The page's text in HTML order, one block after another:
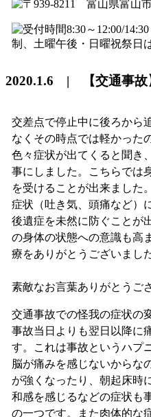
2020.1.6 | 【交通事故
交差点で停止中に後ろから
なくその時点では軽かった
色々症状が出てくると聞き
事にしました。こちらでは
を受けることが出来ました
症状（吐き気、頭痛など）
後遺症を未然に防ぐことが
の身体の状態への意識も高
療をありがとうございました
素敵なお言葉ありがとうご
交通事故での怪我の症状の
事故当日よりも翌日以降に
す。これは事故というハプ
脳が痛みを感じないからな
が強くなったり、朝起床時
和感を感じるなどの症状も
の一つです。また肉体的な